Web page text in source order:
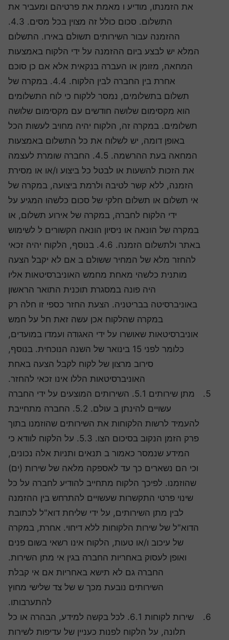
את הזמנתו, מודיע ו מאמת את פרטיהם ומעביר את
התשלום. סכום כולל זה מצוין בכל מסים. 4.3.
ההזמנה עבור השירותים תשולם באירו. התשלום
המלא יש לבצע ביום ההזמנה על ידי הלקוח באמצעות
המחאה, מזומן או העברה בנקאית אלא אם כן סוכם
אחרת בין החברה לבין הלקוח. 4.4. במקרה של
תשלום בתשלומים, נמסר ללקוח כי לוח התשלומים
הוא מקסימום שלושה חודשים עם מקסימום שלושה
תשלומים. במקרה זה, הלקוח יהיה מחויב לעשות הכל
באופן דומה, יש לשלוח את כל התשלום באמצעות
המחאה בעת ההרשמה. 4.5. החברה שומרת לעצמה
את הזכות להשעות או לבטל כל ביצוע ו/או או מסירת
הזמנה, ללא קשר לטיבה ולרמת ביצועה, במקרה של
אי תשלום או תשלום חלקי של סכום כלשהו המגיע על
ידי הלקוח לחברה, במקרה של אירוע תשלום, או
במקרה של הונאה או ניסיון הונאה הקשורים ל לשימוש
באתר ולתשלום הזמנה. 4.6. בנוסף, הלקוח יהיה זכאי
להחזר מלא של המחיר ששולם ב אם לא יקבל הצעה
מותנית כלשהי מאחת מחמש האוניברסיטאות אליו
היה פונה במסגרת תוכנית התואר הראשון
באוניברסיטה בבריטניה. הצעת החזר כספי זו חלה רק
במקרה שהלקוח אכן עשה זאת חל על חמש
אוניברסיטאות שאושרו על ידי האגודה ועמדו במועדים,
כלומר לפני 15 בינואר של השנה הנוכחית. בנוסף,
סירוב מרצון של לקוח לקבל הצעה באחת
האוניברסיטאות הללו אינו זכאי להחזר.
מתן שירותים 5.1. השירותים המוצעים על ידי החברה
עשויים להינתן ב עולם. 5.2. החברה מתחייבת
להעמיד לרשות הלקוחות את השירותים שהוזמנו בתוך
פרק הזמן הנקוב בסיכום הצו. 5.3. על הלקוח לוודא כי
המידע שנמסר כאמור ב תנאים ותניות אלה נכונים,
וכי הם נשארים כך עד לאספקה מלאה של שירות (ים)
שהוזמנו. לפיכך הלקוח מתחייב להודיע לחברה על כל
שינוי פרטי התקשרות שעשויים להתרחש בין ההזמנה
לבין מתן השירותים, על ידי שליחת דוא"ל לכתובת
הדוא"ל של שירות הלקוחות ללא דיחוי. אחרת, במקרה
של עיכוב ו/או טעות, הלקוח אינו רשאי בשום פנים
ואופן לעסוק באחריות החברה בגין אי מתן השירות.
החברה גם לא תישא באחריות אם אי קבלת
השירותים נובעת מכך ש של צד שלישי מחוץ
להתערבותו.
שירות לקוחות 6.1. לכל בקשה למידע, הבהרה או כל
תלונה, על הלקוח לפנות כעניין של עדיפות לשירות